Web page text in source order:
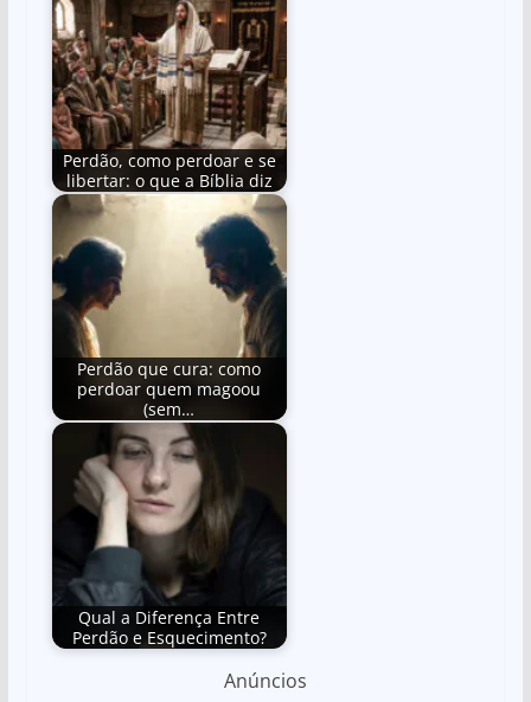
Perdão, como perdoar e se
libertar: o que a Bíblia diz
Perdão que cura: como
perdoar quem magoou
(sem…
Qual a Diferença Entre
Perdão e Esquecimento?
Anúncios